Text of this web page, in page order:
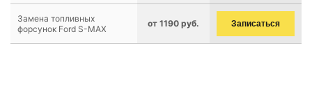
Замена топливных
форсунок Ford S-MAX
от 1190 руб. Записаться